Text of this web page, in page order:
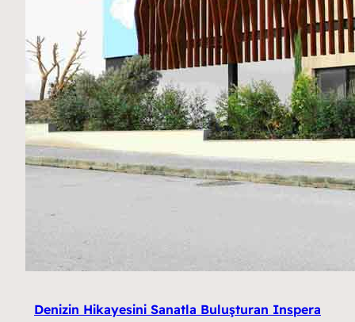
Denizin Hikayesini Sanatla Buluşturan Inspera